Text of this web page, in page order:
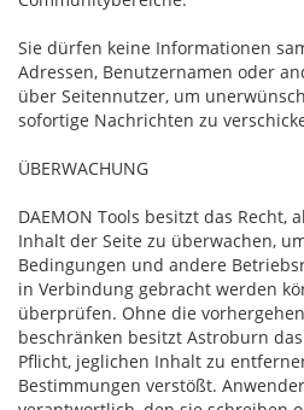
Sie dürfen keine Informationen
Adressen, Benutzernamen oder
über Seitennutzer, um
sofortige Nachrichten zu
ÜBERWACHUNG
DAEMON Tools besitzt das Recht,
Inhalt der Seite zu überwachen,
Bedingungen und andere
in Verbindung gebracht werden
überprüfen. Ohne die
beschränken besitzt Astroburn
Pflicht, jeglichen Inhalt zu
Bestimmungen verstößt.